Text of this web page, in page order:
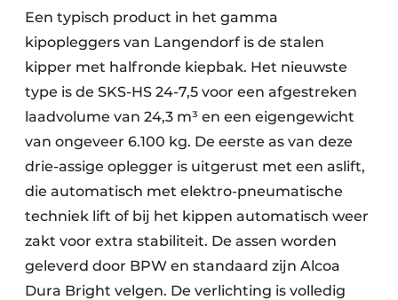
Een typisch product in het gamma
kipopleggers van Langendorf is de stalen
kipper met halfronde kiepbak. Het nieuwste
type is de SKS-HS 24-7,5 voor een afgestreken
laadvolume van 24,3 m³ en een eigengewicht
van ongeveer 6.100 kg. De eerste as van deze
drie-assige oplegger is uitgerust met een aslift,
die automatisch met elektro-pneumatische
techniek lift of bij het kippen automatisch weer
zakt voor extra stabiliteit. De assen worden
geleverd door BPW en standaard zijn Alcoa
Dura Bright velgen. De verlichting is volledig